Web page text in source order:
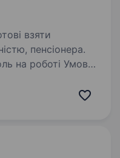
взяти
пенсіонера.
на роботі Умови
гуртожитках. Тел.